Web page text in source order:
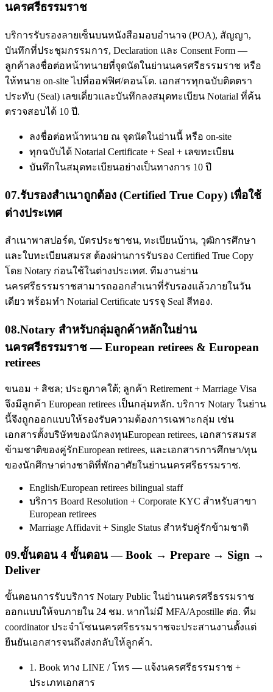
นครศรีธรรมราช
บริการรับรองลายเซ็นบนหนังสือมอบอำนาจ (POA), สัญญา,
บันทึกที่ประชุมกรรมการ, Declaration และ Consent Form —
ลูกค้าลงชื่อต่อหน้าทนายที่จุดนัดในย่านนครศรีธรรมราช หรือ
ให้ทนาย on-site ไปที่ออฟฟิศ/คอนโด. เอกสารทุกฉบับติดตรา
ประทับ (Seal) เลขเดี่ยวและบันทึกลงสมุดทะเบียน Notarial ที่ค้น
ตรวจสอบได้ 10 ปี.
ลงชื่อต่อหน้าทนาย ณ จุดนัดในย่านนี้ หรือ on-site
ทุกฉบับได้ Notarial Certificate + Seal + เลขทะเบียน
บันทึกในสมุดทะเบียนอย่างเป็นทางการ 10 ปี
07.รับรองสำเนาถูกต้อง (Certified True Copy) เพื่อใช้
ต่างประเทศ
สำเนาพาสปอร์ต, บัตรประชาชน, ทะเบียนบ้าน, วุฒิการศึกษา
และใบทะเบียนสมรส ต้องผ่านการรับรอง Certified True Copy
โดย Notary ก่อนใช้ในต่างประเทศ. ทีมงานย่าน
นครศรีธรรมราชสามารถออกสำเนาที่รับรองแล้วภายในวัน
เดียว พร้อมทำ Notarial Certificate บรรจุ Seal สีทอง.
08.Notary สำหรับกลุ่มลูกค้าหลักในย่าน
นครศรีธรรมราช — European retirees & European
retirees
ขนอม + สิชล; ประตูภาคใต้; ลูกค้า Retirement + Marriage Visa
จึงมีลูกค้า European retirees เป็นกลุ่มหลัก. บริการ Notary ในย่าน
นี้จึงถูกออกแบบให้รองรับความต้องการเฉพาะกลุ่ม เช่น
เอกสารตั้งบริษัทของนักลงทุนEuropean retirees, เอกสารสมรส
ข้ามชาติของคู่รักEuropean retirees, และเอกสารการศึกษา/ทุน
ของนักศึกษาต่างชาติที่พักอาศัยในย่านนครศรีธรรมราช.
English/European retirees bilingual staff
บริการ Board Resolution + Corporate KYC สำหรับสาขา
European retirees
Marriage Affidavit + Single Status สำหรับคู่รักข้ามชาติ
09.ขั้นตอน 4 ขั้นตอน — Book → Prepare → Sign →
Deliver
ขั้นตอนการรับบริการ Notary Public ในย่านนครศรีธรรมราช
ออกแบบให้จบภายใน 24 ชม. หากไม่มี MFA/Apostille ต่อ. ทีม
coordinator ประจำโซนนครศรีธรรมราชจะประสานงานตั้งแต่
ยืนยันเอกสารจนถึงส่งกลับให้ลูกค้า.
1. Book ทาง LINE / โทร — แจ้งนครศรีธรรมราช +
ประเภทเอกสาร